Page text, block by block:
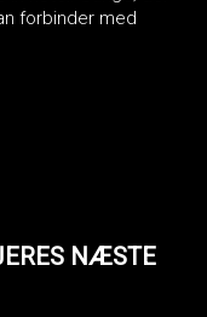
forbinder med
NÆSTE